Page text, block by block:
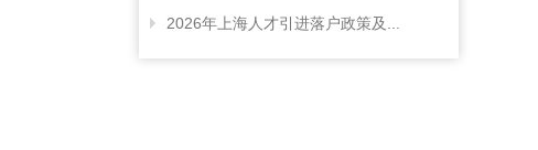
2026年上海人才引进落户政策及...